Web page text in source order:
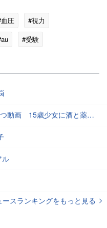
圧
#視力
#受験
か 54歳男を再逮捕 「薬もありますよ」とSNSで誘い出し
ル
ースランキングをもっと見る